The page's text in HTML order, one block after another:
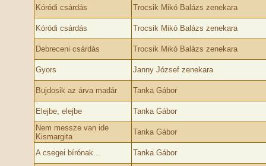
Kóródi csárdás Trocsik Mikó Balázs zenekara
Kóródi csárdás Trocsik Mikó Balázs zenekara
Debreceni csárdás Trocsik Mikó Balázs zenekara
Gyors Janny József zenekara
Bujdosik az árva madár Tanka Gábor
Elejbe, elejbe
Tanka Gábor
Nem messze van ide
Kismargita
Tanka Gábor
A csegei bírónak... Tanka Gábor